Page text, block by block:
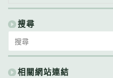
類
別 搜尋
for:
相關網站連結